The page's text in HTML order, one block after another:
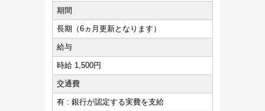
期間
長期（6ヵ月更新となります）
給与
時給 1,500円
交通費
有 : 銀行が認定する実費を支給